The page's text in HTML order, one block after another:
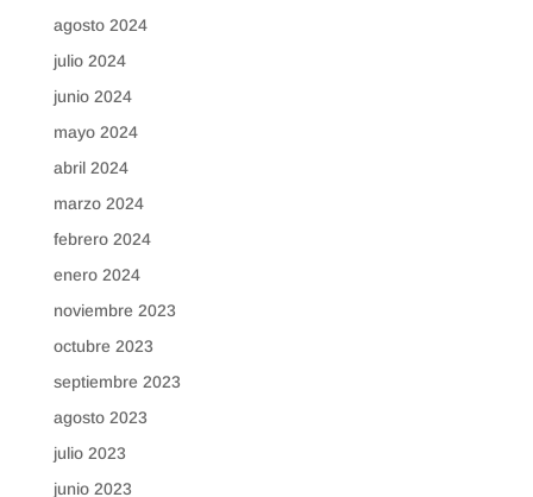
agosto 2024
julio 2024
junio 2024
mayo 2024
abril 2024
marzo 2024
febrero 2024
enero 2024
noviembre 2023
octubre 2023
septiembre 2023
agosto 2023
julio 2023
junio 2023